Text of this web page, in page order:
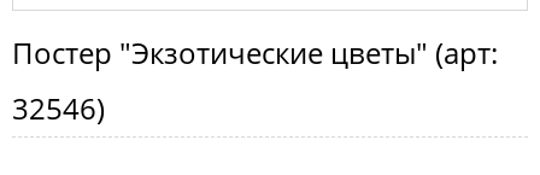
Постер "Экзотические цветы" (арт:
32546)